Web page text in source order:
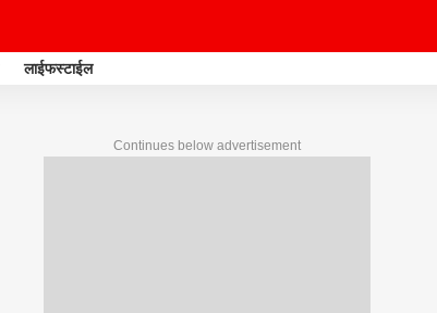
लाईफस्टाईल
Continues below advertisement